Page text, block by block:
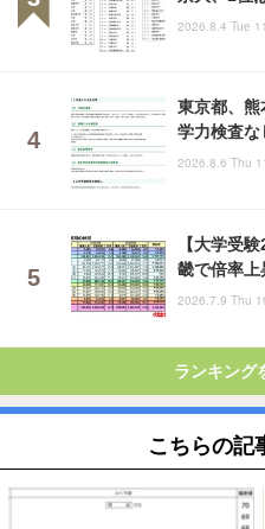
2026.8.4 Tue
東京都、
学力検査な
2026.8.6 Thu
【大学受
畿で倍率上
2026.7.9 Thu
ランキング
こちらの記